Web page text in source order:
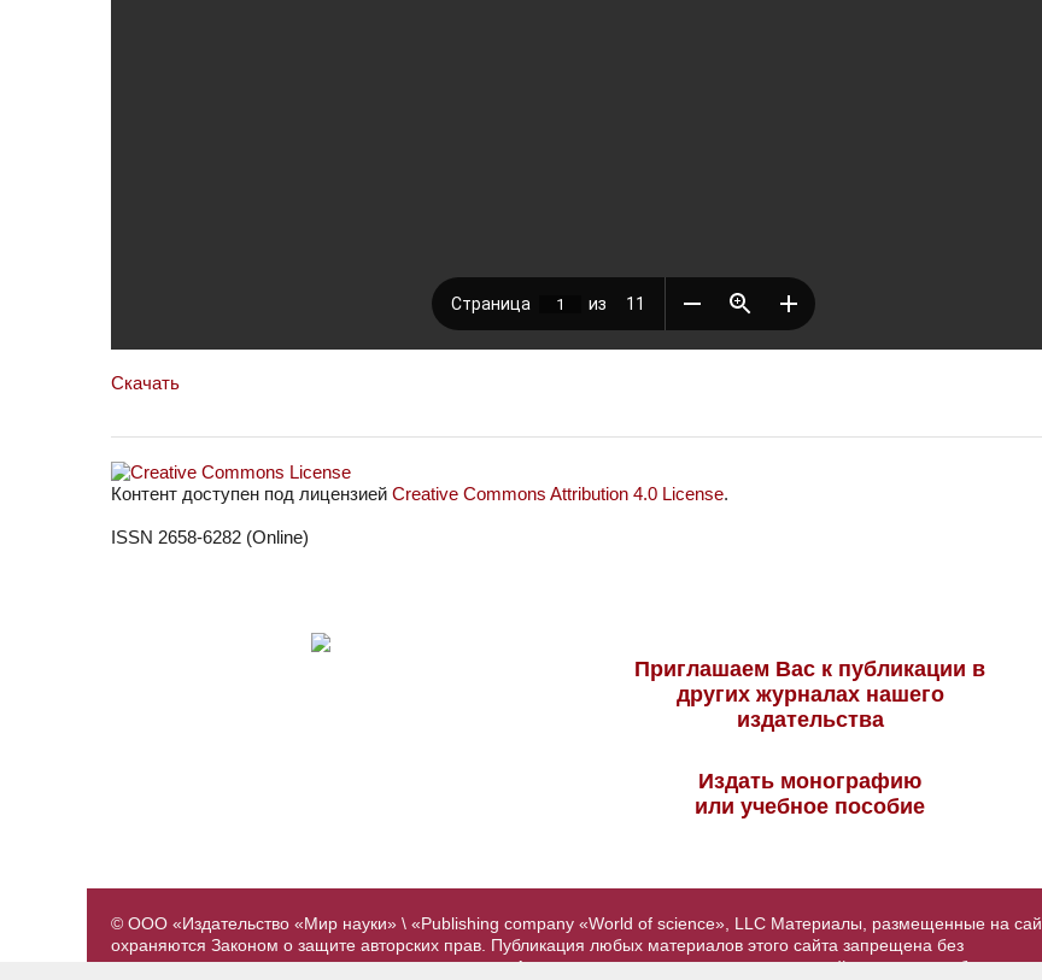
Скачать
Контент доступен под лицензией Creative Commons Attribution 4.0 License.
ISSN 2658-6282 (Online)
Приглашаем Вас к публикации в
других журналах нашего
издательства
Издать монографию
или учебное пособие
© ООО «Издательство «Мир науки» \ «Publishing company «World of science», LLC Материалы, размещенные на
охраняются Законом о защите авторских прав. Публикация любых материалов этого сайта запрещена без
предварительного согласования с издательством. Авторские права на размещенные на сайте научные публикации